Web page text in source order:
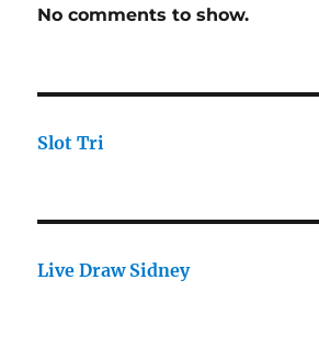
No comments to show.
Slot Tri
Live Draw Sidney